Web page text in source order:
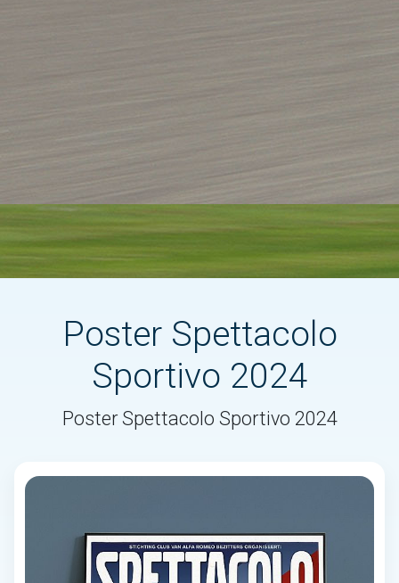
Poster Spettacolo
Sportivo 2024
Poster Spettacolo Sportivo 2024